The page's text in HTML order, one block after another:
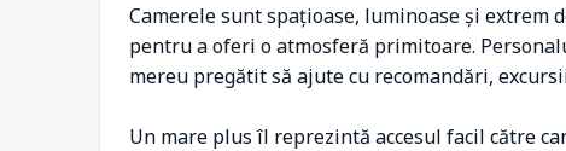
Camerele sunt spațioase, luminoase și extrem
pentru a oferi o atmosferă primitoare.
mereu pregătit să ajute cu recomandări,
Un mare plus îl reprezintă accesul facil către